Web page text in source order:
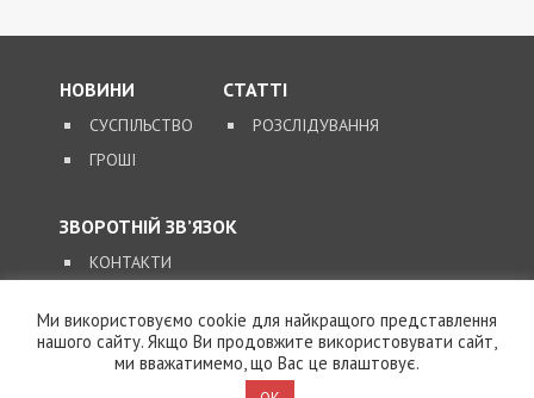
13/08/2022 - 12:17
петицію про
громадянства Корбану
Ми використовуємо cookie для найкращого представлення
нашого сайту. Якщо Ви продовжите використовувати сайт,
ми вважатимемо, що Вас це влаштовує.